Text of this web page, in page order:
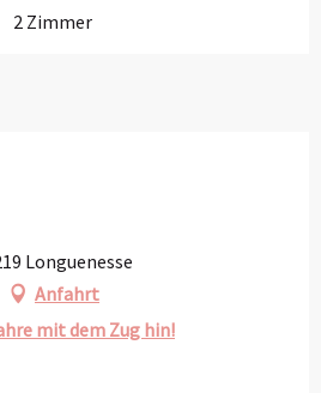
2 Zimmer
Longuenesse
Anfahrt
mit dem Zug hin!